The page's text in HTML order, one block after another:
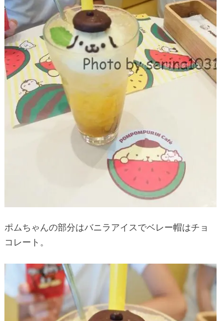
ポムちゃんの部分はバニラアイスでベレー帽はチョ
コレート。